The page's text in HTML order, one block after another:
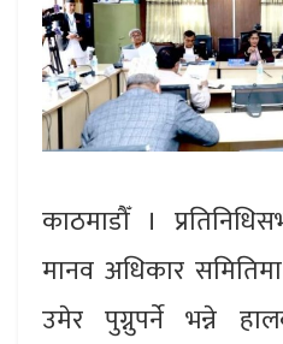
काठमाडौँ ।
मानव अधिकार
उमेर पुग्नुपर्ने भन्ने